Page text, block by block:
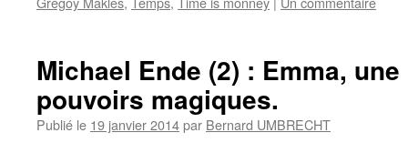
Michael Ende (2) : Emma,
pouvoirs magiques.
Publié le 19 janvier 2014par Bernard UMBRECHT